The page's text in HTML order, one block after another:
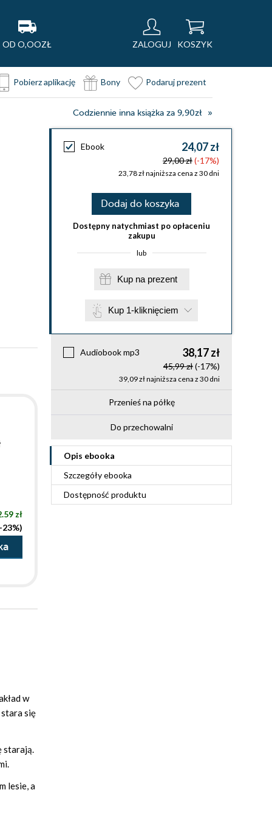
OD O,OOZŁ ZALOGUJ KOSZYK
Pobierz aplikację Bony Podaruj prezent
Codziennie inna książka za 9,90zł
Ebook 24,07 zł
29,00 zł(-17%)
23,78 zł najniższa cena z 30 dni
Dodaj do koszyka
Dostępny natychmiast po opłaceniu
zakupu
lub
Kup na prezent
Kup 1-kliknięciem
Audiobook mp3 38,17 zł
45,99 zł(-17%)
39,09 zł najniższa cena z 30 dni
Przenieś na półkę
Do przechowalni
Opis ebooka
Szczegółyebooka
Dostępność produktu
zł
23%)
w
się
starają.
lesie, a